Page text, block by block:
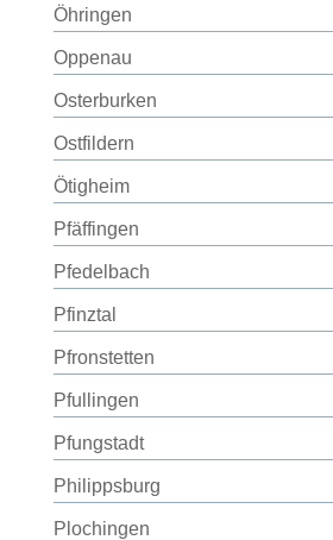
Öhringen
Oppenau
Osterburken
Ostfildern
Ötigheim
Pfäffingen
Pfedelbach
Pfinztal
Pfronstetten
Pfullingen
Pfungstadt
Philippsburg
Plochingen